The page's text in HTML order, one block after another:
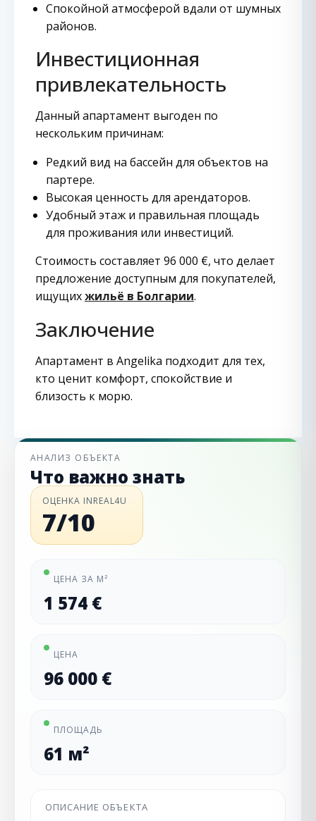
Спокойной атмосферой вдали от шумных
районов.
Инвестиционная
привлекательность
Данный апартамент выгоден по
нескольким причинам:
Редкий вид на бассейн для объектов на
партере.
Высокая ценность для арендаторов.
Удобный этаж и правильная площадь
для проживания или инвестиций.
Стоимость составляет 96 000 €, что делает
предложение доступным для покупателей,
ищущихжильё в Болгарии.
Заключение
Апартамент в Angelika подходит для тех,
кто ценит комфорт, спокойствие и
близость к морю.
АНАЛИЗ ОБЪЕКТА
Что важно знать
ОЦЕНКА INREAL4U
7/10
ЦЕНА ЗА М²
1 574 €
ЦЕНА
96 000 €
ПЛОЩАДЬ
61 м²
ОПИСАНИЕ ОБЪЕКТА